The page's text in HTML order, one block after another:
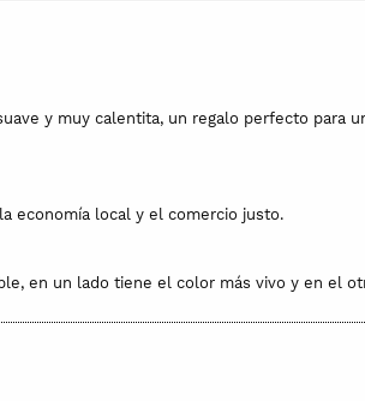
y muy calentita, un regalo perfecto para
economía local y el comercio justo.
en un lado tiene el color más vivo y en el